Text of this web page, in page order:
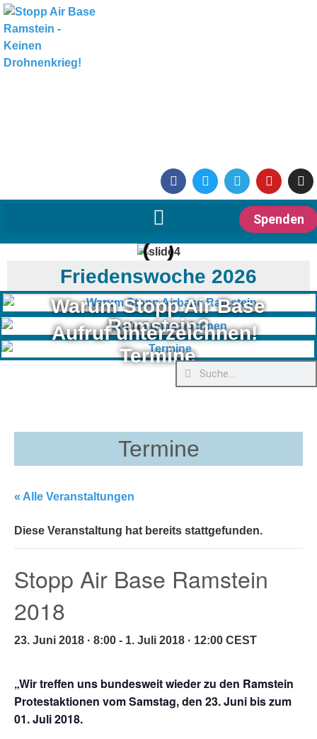
Spenden
Friedenswoche 2026
Warum Stopp Air Base
Ramstein?
Aufruf unterzeichnen!
Termine
Termine
« Alle Veranstaltungen
Diese Veranstaltung hat bereits stattgefunden.
Stopp Air Base Ramstein
2018
23. Juni 2018 · 8:00 - 1. Juli 2018 · 12:00 CEST
„Wir treffen uns bundesweit wieder zu den Ramstein
Protestaktionen vom Samstag, den 23. Juni bis zum
01. Juli 2018.